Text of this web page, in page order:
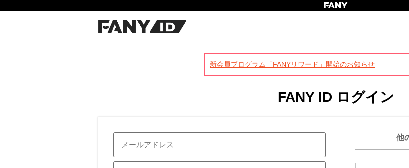
新会員プログラム「FANYリワード」開始のお知らせ
FANY ID ログイン
他